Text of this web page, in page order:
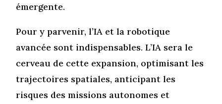
émergente.
Pour y parvenir, l’IA et la robotique
avancée sont indispensables. L’IA sera le
cerveau de cette expansion, optimisant les
trajectoires spatiales, anticipant les
risques des missions autonomes et